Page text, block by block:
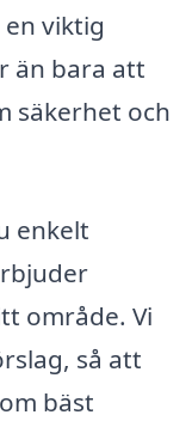
viktig
än bara att
säkerhet och
enkelt
område. Vi
så att
bäst